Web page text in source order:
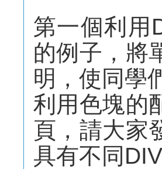
第一個利用
的例子，將
明，使同學
利用色塊的
頁，請大家
具有不同